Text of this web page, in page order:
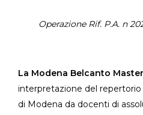
Operazione Rif. P.A. n
La Modena Belcanto
interpretazione del
di Modena da docenti di